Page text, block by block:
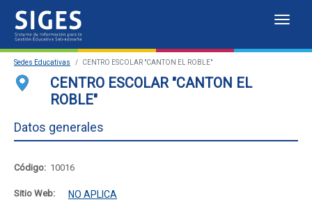
Sistema
de
Información
para
la
Gestión
Sedes Educativas
Mapa de sedes educativas
Sedes Educativas CENTRO ESCOLAR "CANTON EL ROBLE"
CENTRO ESCOLAR "CANTON EL
ROBLE"
Datos generales
Código: 10016
Sitio Web: NO APLICA